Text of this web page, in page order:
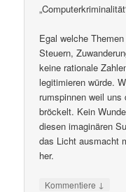
Egal welche
Steuern,
keine rationale
legitimieren würde.
rumspinnen weil
bröckelt. Kein
diesen imaginären
das Licht ausmacht
her.
Kommentiere ↓